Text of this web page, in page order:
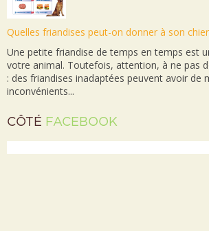
Quelles friandises peut-on donner à son
Une petite friandise de temps en temps est
votre animal. Toutefois, attention, à ne pas
: des friandises inadaptées peuvent avoir de
inconvénients...
CÔTÉ FACEBOOK